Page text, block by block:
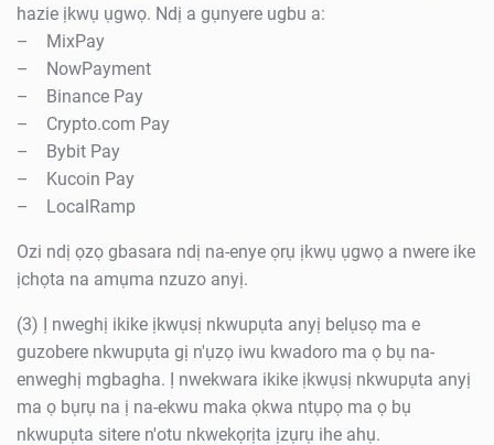
hazie ịkwụ ụgwọ. Ndị a gụnyere ugbu a:
– MixPay
– NowPayment
– Binance Pay
– Crypto.com Pay
– Bybit Pay
– Kucoin Pay
– LocalRamp
Ozi ndị ọzọ gbasara ndị na-enye ọrụ ịkwụ ụgwọ a nwere ike
ịchọta na amụma nzuzo anyị.
(3) Ị nweghị ikike ịkwụsị nkwupụta anyị belụsọ ma e
guzobere nkwupụta gị n'ụzọ iwu kwadoro ma ọ bụ na-
enweghị mgbagha. Ị nwekwara ikike ịkwụsị nkwupụta anyị
ma ọ bụrụ na ị na-ekwu maka ọkwa ntụpọ ma ọ bụ
nkwupụta sitere n'otu nkwekọrịta ịzụrụ ihe ahụ.